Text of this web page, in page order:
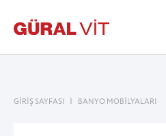
GİRİŞ SAYFASI | BANYO MOBİLYALARI